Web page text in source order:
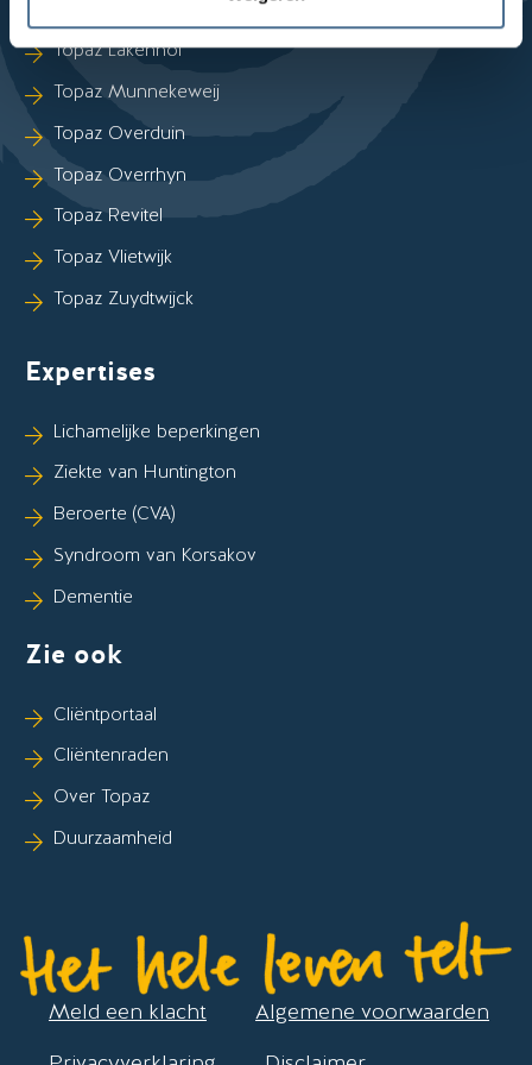
Topaz Lakenhof
Topaz Munnekeweij
Topaz Overduin
Topaz Overrhyn
Topaz Revitel
Topaz Vlietwijk
Topaz Zuydtwijck
Expertises
Lichamelijke beperkingen
Ziekte van Huntington
Beroerte (CVA)
Syndroom van Korsakov
Dementie
Zie ook
Cliëntportaal
Cliëntenraden
Over Topaz
Duurzaamheid
Meld een klacht
Algemene voorwaarden